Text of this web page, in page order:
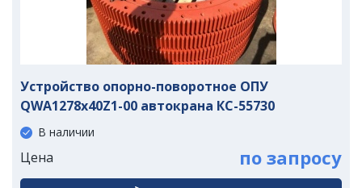
Устройство опорно-поворотное ОПУ
QWA1278x40Z1-00 автокрана КС-55730
В наличии
Цена по запросу